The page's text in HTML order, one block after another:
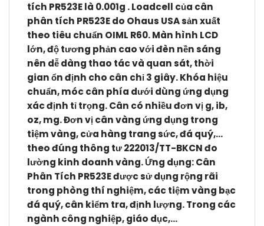
tích PR523E là 0.001g . Loadcell của cân
phân tích PR523E do Ohaus USA sản xuất
theo tiêu chuẩn OIML R60. Màn hình LCD
lớn, độ tương phản cao với đèn nền sáng
nên dễ dàng thao tác và quan sát, thời
gian ổn định cho cân chỉ 3 giây. Khóa hiệu
chuẩn, móc cân phía dưới dùng ứng dụng
xác định tỉ trọng. Cân có nhiều đơn vị g, ib,
oz, mg. Đơn vị cân vàng ứng dụng trong
tiệm vàng, cửa hàng trang sức, đá quý,…
theo đúng thông tư 222013/TT-BKCN đo
lường kinh doanh vàng.Ứng dụng: Cân
Phân Tích PR523E được sử dụng rộng rãi
trong phòng thí nghiệm, các tiệm vàng bạc
đá quý, cân kiểm tra, định lượng. Trong các
ngành công nghiệp, giáo dục,…